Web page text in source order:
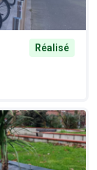
Réalisé